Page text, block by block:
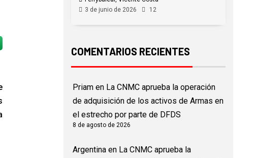
3 de junio de 2026
12
COMENTARIOS RECIENTES
Priamen La CNMC aprueba la operación
de adquisición de los activos de Armas en
el estrecho por parte de DFDS
8 de agosto de 2026
Argentinaen La CNMC aprueba la